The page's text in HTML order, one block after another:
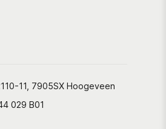
11, 7905SX Hoogeveen
029 B01